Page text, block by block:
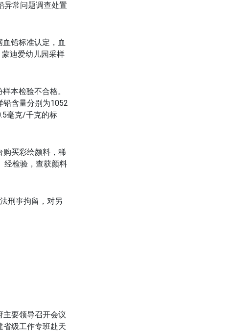
异常问题调查处置
血铅标准认定，血
迪爱幼儿园采样
本检验不合格。
铅含量分别为1052
毫克/千克的标
购买彩绘颜料，稀
经检验，查获颜料
刑事拘留，对另
主要领导召开会议
省级工作专班赴天